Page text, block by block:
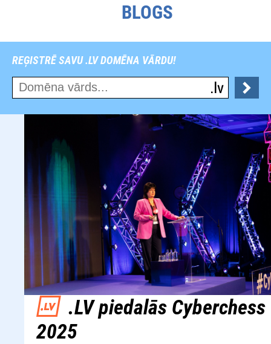
BLOGS
REĢISTRĒ SAVU .LV DOMĒNA VĀRDU!
.LV piedalās Cyberchess
2025